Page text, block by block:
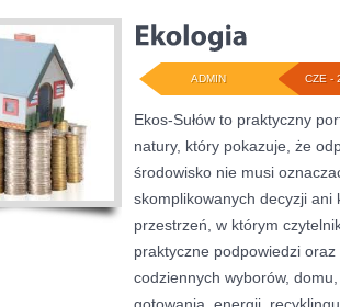
CZE -
ADMIN
Ekos-Sułów to praktyczny
natury, który pokazuje, że
środowisko nie musi
skomplikowanych decyzji ani
przestrzeń, w którym
praktyczne podpowiedzi
codziennych wyborów,